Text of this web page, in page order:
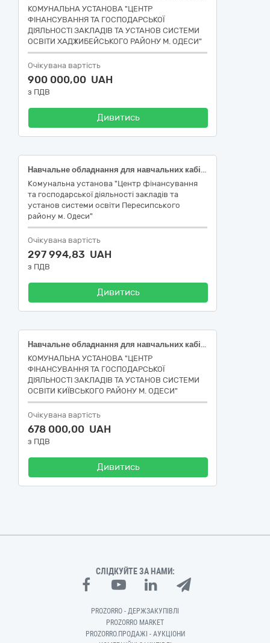
КОМУНАЛЬНА УСТАНОВА "ЦЕНТР
ФІНАНСУВАННЯ ТА ГОСПОДАРСЬКОЇ
ДІЯЛЬНОСТІ ЗАКЛАДІВ ТА УСТАНОВ СИСТЕМИ
ОСВІТИ ХАДЖИБЕЙСЬКОГО РАЙОНУ М. ОДЕСИ"
Очікувана вартість
900 000,00 UAH
з ПДВ
Дивитись
Навчальне обладнання для навчальних кабінетів закладів освіти Пересипського району м.Одеси, код 39160000-1: Шкільні меблі (39162100-6 Навчальне обладнання) за ДК 021:2015 Єдиного закупівельного словника
Комунальна установа "Центр фінансування
та господарської діяльності закладів та
установ системи освіти Пересипського
району м. Одеси"
Очікувана вартість
297 994,83 UAH
з ПДВ
Дивитись
Навчальне обладнання для навчальних кабінетів закладів освіти Київського району м.Одеси, код 39160000-1: Шкільні меблі (39162100-6 Навчальне обладнання) за ДК 021:2015 Єдиного закупівельного словника
КОМУНАЛЬНА УСТАНОВА "ЦЕНТР
ФІНАНСУВАННЯ ТА ГОСПОДАРСЬКОЇ
ДІЯЛЬНОСТІ ЗАКЛАДІВ ТА УСТАНОВ СИСТЕМИ
ОСВІТИ КИЇВСЬКОГО РАЙОНУ М. ОДЕСИ"
Очікувана вартість
678 000,00 UAH
з ПДВ
Дивитись
СЛІДКУЙТЕ ЗА НАМИ:
PROZORRO - ДЕРЖЗАКУПІВЛІ
PROZORRO MARKET
PROZORRO.ПРОДАЖІ - АУКЦІОНИ